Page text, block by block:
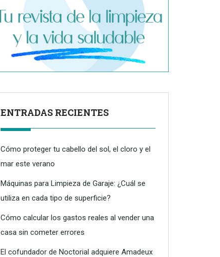
ENTRADAS RECIENTES
Cómo proteger tu cabello del sol, el cloro y el
mar este verano
Máquinas para Limpieza de Garaje: ¿Cuál se
utiliza en cada tipo de superficie?
Cómo calcular los gastos reales al vender una
casa sin cometer errores
El cofundador de Noctorial adquiere Amadeux